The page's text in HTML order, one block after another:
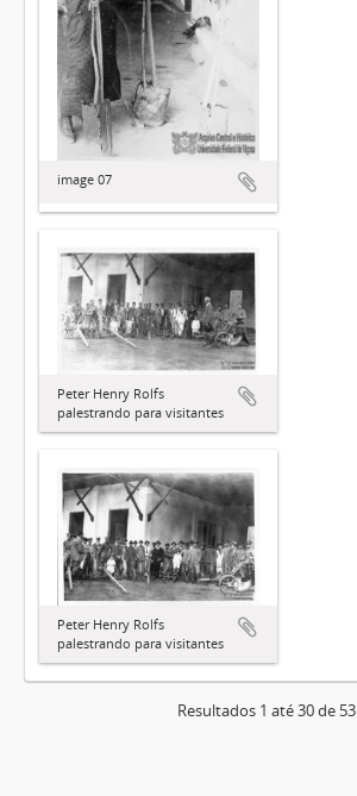
image 07
Peter Henry Rolfs
palestrando para visitantes
Peter Henry Rolfs
palestrando para visitantes
Resultados 1 até 30 de 53